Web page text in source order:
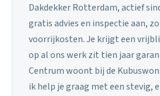
Dakdekker Rotterdam, actief
gratis advies en inspectie aan,
voorrijkosten. Je krijgt een
op al ons werk zit tien jaar
Centrum woont bij de
ik help je graag met een stevig,